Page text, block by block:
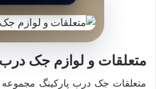
متعلقات و لوازم جک درب
متعلقات جک درب پارکینگ